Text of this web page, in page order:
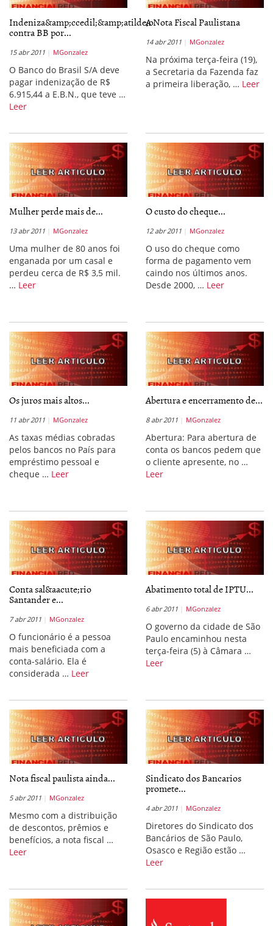
Indeniza&amp;ccedil;&amp;atilde;o
contra BB por...
15 abr 2011 MGonzalez
O Banco do Brasil S/A deve
pagar indenização de R$
6.915,44 a E.B.N., que teve …
Leer
A Nota Fiscal Paulistana
14 abr 2011 MGonzalez
Na próxima terça-feira (19),
a Secretaria da Fazenda faz
a primeira liberação, … Leer
Mulher perde mais de...
13 abr 2011 MGonzalez
Uma mulher de 80 anos foi
enganada por um casal e
perdeu cerca de R$ 3,5 mil.
… Leer
O custo do cheque...
12 abr 2011 MGonzalez
O uso do cheque como
forma de pagamento vem
caindo nos últimos anos.
Desde 2000, … Leer
Os juros mais altos...
11 abr 2011 MGonzalez
As taxas médias cobradas
pelos bancos no País para
empréstimo pessoal e
cheque … Leer
Abertura e encerramento de...
8 abr 2011 MGonzalez
Abertura: Para abertura de
conta os bancos pedem que
o cliente apresente, no …
Leer
Conta sal&aacute;rio
Santander e...
7 abr 2011 MGonzalez
O funcionário é a pessoa
mais beneficiada com a
conta-salário. Ela é
considerada … Leer
Abatimento total de IPTU...
6 abr 2011 MGonzalez
O governo da cidade de São
Paulo encaminhou nesta
terça-feira (5) à Câmara …
Leer
Nota fiscal paulista ainda...
5 abr 2011 MGonzalez
Mesmo com a distribuição
de descontos, prêmios e
benefícios, a nota fiscal …
Leer
Sindicato dos Bancarios
promete...
4 abr 2011 MGonzalez
Diretores do Sindicato dos
Bancários de São Paulo,
Osasco e Região estão …
Leer